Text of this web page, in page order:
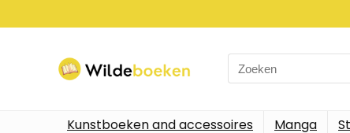
Search
for:
Kunstboeken and accessoires Manga